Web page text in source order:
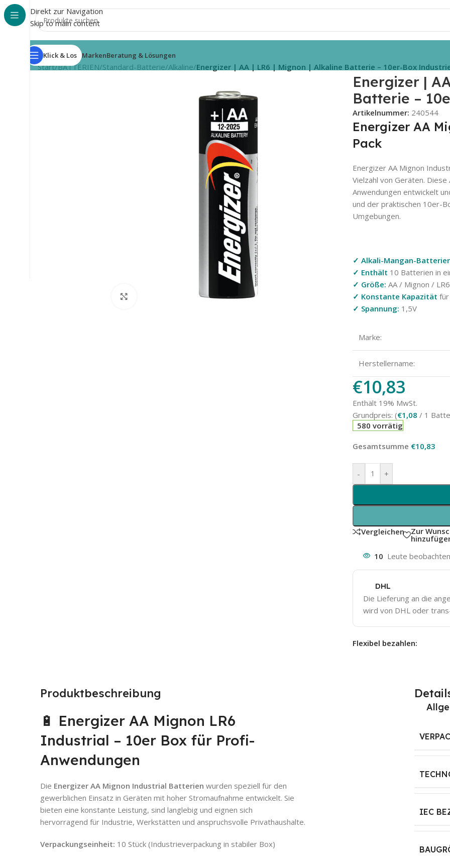
Direkt zur Navigation
Skip to main content
Klick & Los MarkenBeratung & Lösungen
Start/BATTERIEN/Standard-Batterie/Alkaline/Energizer | AA | LR6 | Mignon | Alkaline Batterie – 10er-Box
Zum Vergrößern klicken
Energizer |
Batterie –
Artikelnummer: 240544
Energizer AA
Pack
Energizer AA Mignon
Vielzahl von Geräten.
Anwendungen entwickelt
und der praktischen 10er-
Umgebungen.
✓ Alkali-Mangan-
✓ Enthält 10 Batterien in
✓ Größe: AA / Mignon /
✓ Konstante Kapazität
✓ Spannung: 1,5V
Marke:
Herstellername:
€10,83
Enthält 19% MwSt.
Grundpreis: (€1,08 / 1
580 vorrätig
Gesamtsumme €10,83
- +
Vergleichen Zur
10 Leute
DHL
Die Lieferung an die
wird von DHL oder
Flexibel bezahlen:
Produktbeschreibung
🔋 Energizer AA Mignon LR6
Industrial – 10er Box für Profi-
Anwendungen
Die Energizer AA Mignon Industrial Batterien wurden speziell für den
gewerblichen Einsatz in Geräten mit hoher Stromaufnahme entwickelt. Sie
bieten eine konstante Leistung, sind langlebig und eignen sich
hervorragend für Industrie, Werkstätten und anspruchsvolle Privathaushalte.
Verpackungseinheit: 10 Stück (Industrieverpackung in stabiler Box)
IEC